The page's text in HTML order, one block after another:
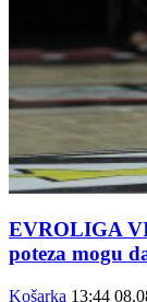
EVROLIGA
poteza mogu
Košarka 13:44